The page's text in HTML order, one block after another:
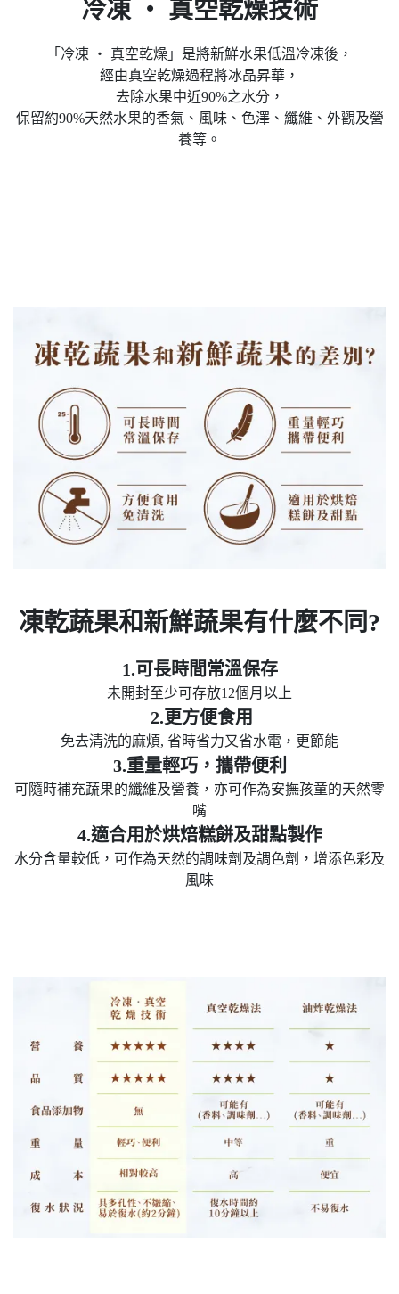
冷凍 ‧ 真空乾燥技術
「冷凍 ‧ 真空乾燥」是將新鮮水果低溫冷凍後，
經由真空乾燥過程將冰晶昇華，
去除水果中近90%之水分，
保留約90%天然水果的香氣、風味、色澤、纖維、外觀及營
養等。
凍乾蔬果和新鮮蔬果有什麼不同?
1.可長時間常溫保存
未開封至少可存放12個月以上
2.更方便食用
免去清洗的麻煩, 省時省力又省水電，更節能
3.重量輕巧，攜帶便利
可隨時補充蔬果的纖維及營養，亦可作為安撫孩童的天然零
嘴
4.適合用於烘焙糕餅及甜點製作
水分含量較低，可作為天然的調味劑及調色劑，增添色彩及
風味